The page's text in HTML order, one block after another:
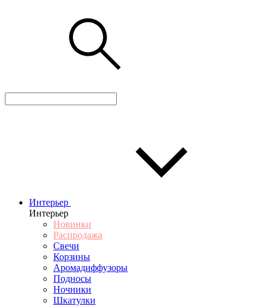
Интерьер
Интерьер
Новинки
Распродажа
Свечи
Корзины
Аромадиффузоры
Подносы
Ночники
Шкатулки